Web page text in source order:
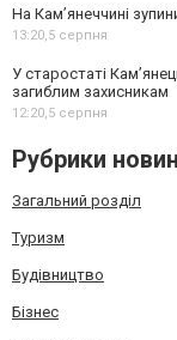
На Камʼянеччині
13:20,5 серпня
У старостаті
загиблим захисникам
12:20,5 серпня
Рубрики новин
Загальний розділ
Туризм
Будівництво
Бізнес